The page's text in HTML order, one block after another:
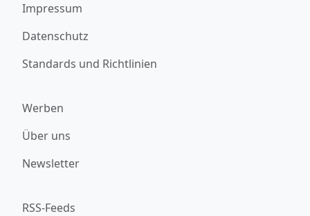
Impressum
Datenschutz
Standards und Richtlinien
Werben
Über uns
Newsletter
RSS-Feeds